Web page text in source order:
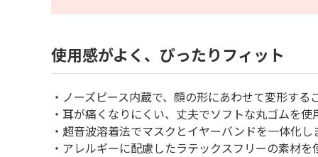
使用感がよく、ぴったりフィット
・ノーズピース内蔵で、顔の形にあわせて変形す
・耳が痛くなりにくい、丈夫でソフトな丸ゴムを使
・超音波溶着法でマスクとイヤーバンドを一体化し
・アレルギーに配慮したラテックスフリーの素材を